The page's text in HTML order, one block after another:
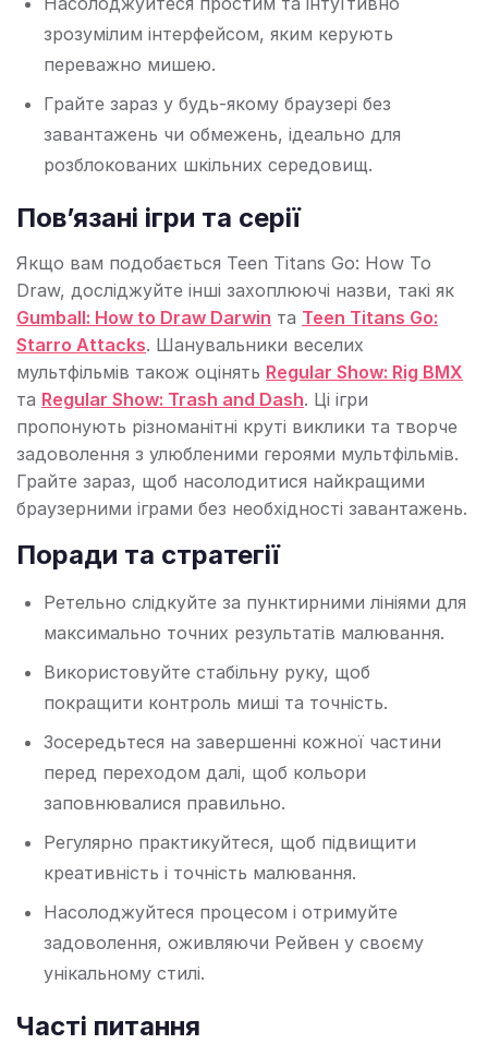
зрозумілим інтерфейсом, яким керують
переважно мишею.
Грайте зараз у будь-якому браузері без
завантажень чи обмежень, ідеально для
розблокованих шкільних середовищ.
Пов’язані ігри та серії
Якщо вам подобається Teen Titans Go: How To
Draw, досліджуйте інші захоплюючі назви, такі як
Gumball: How to Draw Darwin та Teen Titans Go:
Starro Attacks. Шанувальники веселих
мультфільмів також оцінять Regular Show: Rig BMX
та Regular Show: Trash and Dash. Ці ігри
пропонують різноманітні круті виклики та творче
задоволення з улюбленими героями мультфільмів.
Грайте зараз, щоб насолодитися найкращими
браузерними іграми без необхідності завантажень.
Поради та стратегії
Ретельно слідкуйте за пунктирними лініями для
максимально точних результатів малювання.
Використовуйте стабільну руку, щоб
покращити контроль миші та точність.
Зосередьтеся на завершенні кожної частини
перед переходом далі, щоб кольори
заповнювалися правильно.
Регулярно практикуйтеся, щоб підвищити
креативність і точність малювання.
Насолоджуйтеся процесом і отримуйте
задоволення, оживляючи Рейвен у своєму
унікальному стилі.
Часті питання